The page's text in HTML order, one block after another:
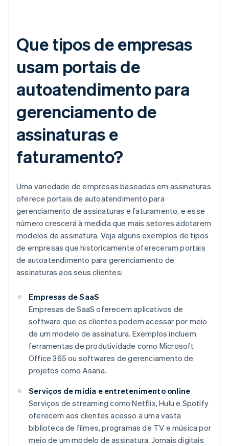
Que tipos de empresas
usam portais de
autoatendimento para
gerenciamento de
assinaturas e
faturamento?
Uma variedade de empresas baseadas em assinaturas
oferece portais de autoatendimento para
gerenciamento de assinaturas e faturamento, e esse
número crescerá à medida que mais setores adotarem
modelos de assinatura. Veja alguns exemplos de tipos
de empresas que historicamente ofereceram portais
de autoatendimento para gerenciamento de
assinaturas aos seus clientes:
Empresas de SaaS
Empresas de SaaS oferecem aplicativos de
software que os clientes podem acessar por meio
de um modelo de assinatura. Exemplos incluem
ferramentas de produtividade como Microsoft
Office 365 ou softwares de gerenciamento de
projetos como Asana.
Serviços de mídia e entretenimento online
Serviços de streaming como Netflix, Hulu e Spotify
oferecem aos clientes acesso a uma vasta
biblioteca de filmes, programas de TV e música por
meio de um modelo de assinatura. Jornais digitais